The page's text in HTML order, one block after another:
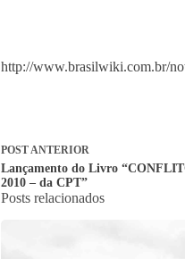
http://www.brasilwiki.com.br/
POSTANTERIOR
Lançamento do Livro
2010 – da CPT”
Posts relacionados